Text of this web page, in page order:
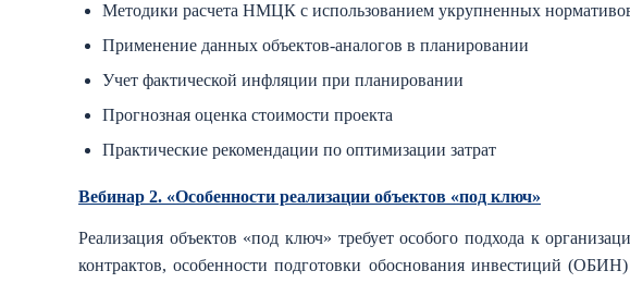
Методики расчета НМЦК с использованием укрупненных
Применение данных объектов-аналогов в планировании
Учет фактической инфляции при планировании
Прогнозная оценка стоимости проекта
Практические рекомендации по оптимизации затрат
Вебинар 2. «Особенности реализации объектов «под ключ»
Реализация объектов «под ключ» требует особого подхода к
контрактов, особенности подготовки обоснования инвестиций